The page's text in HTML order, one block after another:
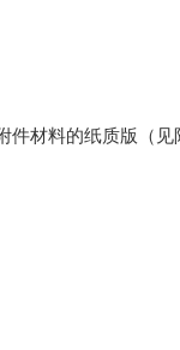
材料的纸质版（